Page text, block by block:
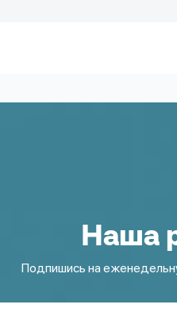
Наша
Подпишись на